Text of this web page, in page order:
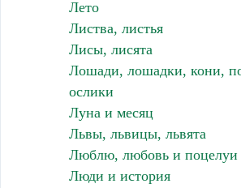
Лето
Листва, листья
Лисы, лисята
Лошади, лошадки, кони,
ослики
Луна и месяц
Львы, львицы, львята
Люблю, любовь и поцелуи
Люди и история